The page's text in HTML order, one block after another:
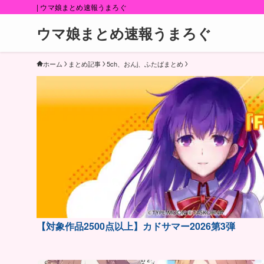
| ウマ娘まとめ速報うまろぐ
ウマ娘まとめ速報うまろぐ
ホーム まとめ記事 5ch、おんj、ふたばまとめ
【対象作品2500点以上】カドサマー2026第3弾